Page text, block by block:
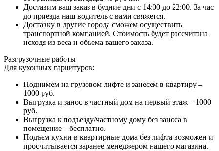
Доставим ваш заказ в будние дни с 14:00 до 22:00. За час
до приезда наш водитель с вами свяжется.
Доставку в другие города сможем осуществить
транспортной компанией. Стоимость будет рассчитана
исходя из веса и объема вашего заказа.
Разгрузочные работы
Для кухонных гарнитуров:
Поднимем на грузовом лифте и занесем в квартиру –
1000 руб.
Выгрузка и занос в частный дом на первый этаж – 1000
руб.
Выгрузка к подъезду/частному дому без заноса в
помещение – бесплатно.
Подъем кухни в квартирные дома без лифта возможен и
просчитывается заранее менеджером нашего магазина.